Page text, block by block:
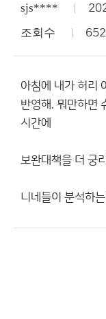
sjs****
조회수
아침에 내가 허리
반영해. 뭐만하면
시간에
보완대책을 더 궁
니네들이 분석하